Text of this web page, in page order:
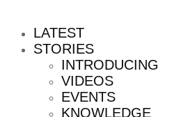
LATEST
STORIES
INTRODUCING
VIDEOS
EVENTS
KNOWLEDGE